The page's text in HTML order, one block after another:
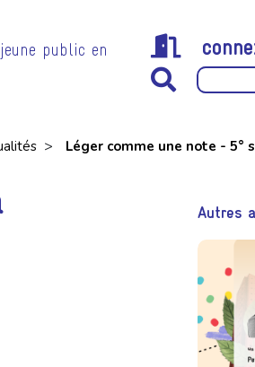
public en
> Léger comme une note - 5°
Autres